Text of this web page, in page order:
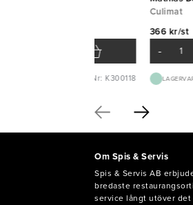
Art. Nr: K300118
Culimat
366 kr/st
-
Om Spis & Servis
Spis & Servis AB
bredaste
service långt utöver det